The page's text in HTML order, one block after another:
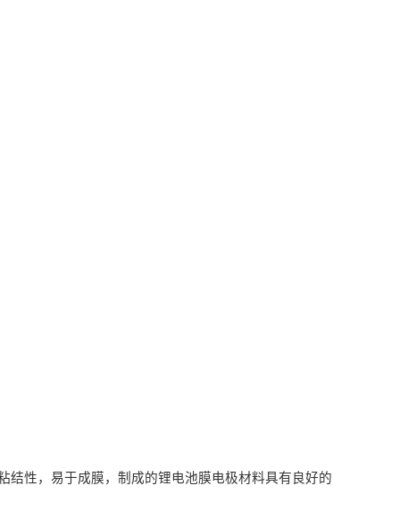
结性，易于成膜，制成的锂电池膜电极材料具有良好的